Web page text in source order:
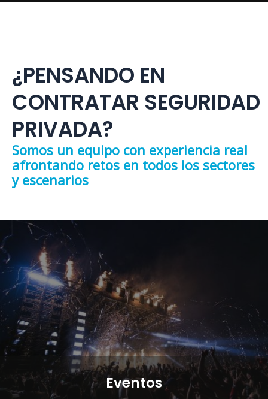
¿PENSANDO EN
CONTRATAR SEGURIDAD
PRIVADA?
Somos un equipo con experiencia real
afrontando retos en todos los sectores
y escenarios
Eventos